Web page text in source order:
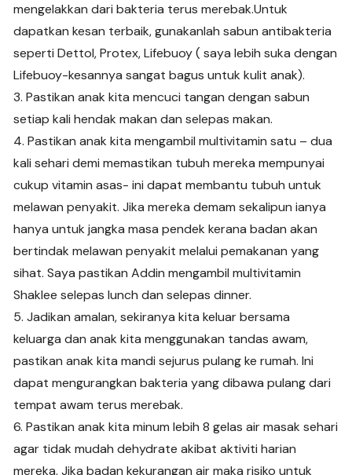
mengelakkan dari bakteria terus merebak.Untuk
dapatkan kesan terbaik, gunakanlah sabun antibakteria
seperti Dettol, Protex, Lifebuoy ( saya lebih suka dengan
Lifebuoy-kesannya sangat bagus untuk kulit anak).
3. Pastikan anak kita mencuci tangan dengan sabun
setiap kali hendak makan dan selepas makan.
4. Pastikan anak kita mengambil multivitamin satu – dua
kali sehari demi memastikan tubuh mereka mempunyai
cukup vitamin asas- ini dapat membantu tubuh untuk
melawan penyakit. Jika mereka demam sekalipun ianya
hanya untuk jangka masa pendek kerana badan akan
bertindak melawan penyakit melalui pemakanan yang
sihat. Saya pastikan Addin mengambil multivitamin
Shaklee selepas lunch dan selepas dinner.
5. Jadikan amalan, sekiranya kita keluar bersama
keluarga dan anak kita menggunakan tandas awam,
pastikan anak kita mandi sejurus pulang ke rumah. Ini
dapat mengurangkan bakteria yang dibawa pulang dari
tempat awam terus merebak.
6. Pastikan anak kita minum lebih 8 gelas air masak sehari
agar tidak mudah dehydrate akibat aktiviti harian
mereka. Jika badan kekurangan air maka risiko untuk